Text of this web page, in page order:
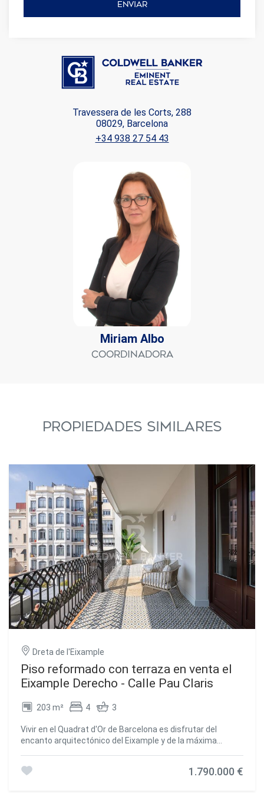
ENVIAR
Travessera de les Corts, 288
08029, Barcelona
+34 938 27 54 43
Miriam Albo
Coordinadora
PROPIEDADES SIMILARES
Dreta de l'Eixample
Piso reformado con terraza en venta el
Eixample Derecho - Calle Pau Claris
203 m² 4 3
Vivir en el Quadrat d'Or de Barcelona es disfrutar del
encanto arquitectónico del Eixample y de la máxima
experiencia única en una de las zonas más codiciadas de
1.790.000 €